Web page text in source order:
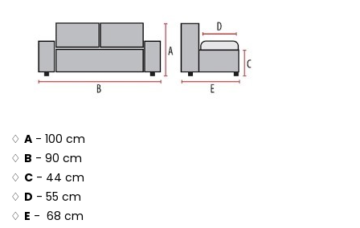
♢A - 100 cm
♢ B - 90 cm
♢ C - 44 cm
♢ D - 55 cm
♢ E - 68 cm